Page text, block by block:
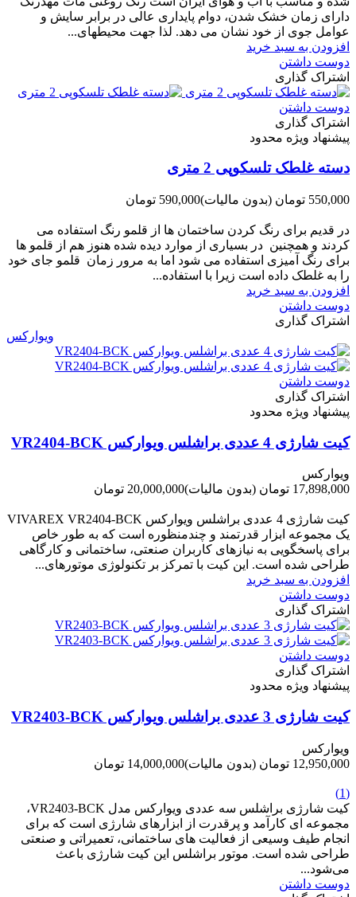
دارای زﻣﺎن ﺧﺸﮏ ﺷﺪن، دوام ﭘﺎﯾﺪاری عالی در ﺑﺮاﺑﺮ ﺳﺎﯾﺶ و
ﻋﻮاﻣﻞ ﺟﻮی از ﺧﻮد ﻧﺸﺎن ﻣﯽ دﻫﺪ. ﻟﺬا ﺟﻬﺖ ﻣﺤﯿﻄ‌‌ﻬﺎی...
افزودن به سبد خرید
دوست داشتن
اشتراک گذاری
دوست داشتن
اشتراک گذاری
پیشنهاد ویژه محدود
دسته غلطک تلسکوپی 2 متری
550,000 تومان (بدون مالیات)590,000 تومان
در قدیم برای رنگ کردن ساختمان ها از قلمو رنگ استفاده می
کردند و همچنین در بسیاری از موارد دیده شده هنوز هم از قلمو ها
برای رنگ آمیزی استفاده می شود اما به مرور زمان قلمو جای خود
را به غلطک داده است زیرا با استفاده...
افزودن به سبد خرید
دوست داشتن
اشتراک گذاری
ویوارکس
دوست داشتن
اشتراک گذاری
پیشنهاد ویژه محدود
کیت شارژی 4 عددی براشلس ویوارکس VR2404-BCK
ویوارکس
17,898,000 تومان
(بدون مالیات)20,000,000 تومان
کیت شارژی 4 عددی براشلس ویوارکس VIVAREX VR2404-BCK
یک مجموعه ابزار قدرتمند و چندمنظوره است که به طور خاص
برای پاسخگویی به نیازهای کاربران صنعتی، ساختمانی و کارگاهی
طراحی شده است. این کیت با تمرکز بر تکنولوژی موتورهای...
افزودن به سبد خرید
دوست داشتن
اشتراک گذاری
دوست داشتن
اشتراک گذاری
پیشنهاد ویژه محدود
کیت شارژی 3 عددی براشلس ویوارکس VR2403-BCK
ویوارکس
12,950,000 تومان
(بدون مالیات)14,000,000 تومان
(1)
کیت شارژی براشلس سه عددی ویوارکس مدل VR2403-BCK،
مجموعه ای کارآمد و پرقدرت از ابزارهای شارژی است که برای
انجام طیف وسیعی از فعالیت های ساختمانی، تعمیراتی و صنعتی
طراحی شده است. موتور براشلس این کیت شارژی باعث
می‌شود...
دوست داشتن